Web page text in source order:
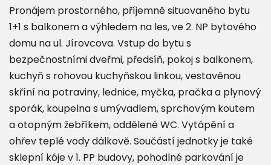
Pronájem prostorného, příjemně situovaného bytu
1+1 s balkonem a výhledem na les, ve 2. NP bytového
domu na ul. Jírovcova. Vstup do bytu s
bezpečnostními dveřmi, předsíň, pokoj s balkonem,
kuchyň s rohovou kuchyňskou linkou, vestavěnou
skříní na potraviny, lednice, myčka, pračka a plynový
sporák, koupelna s umývadlem, sprchovým koutem
a otopným žebříkem, oddělené WC. Vytápění a
ohřev teplé vody dálkově. Součástí jednotky je také
sklepní kóje v 1. PP budovy, pohodlné parkování je